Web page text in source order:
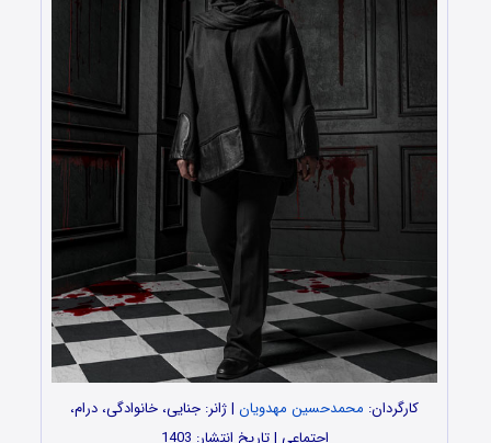
کارگردان: محمدحسین مهدویان | ژانر: جنایی، خانوادگی، درام،
اجتماعی | تاریخ انتشار: 1403